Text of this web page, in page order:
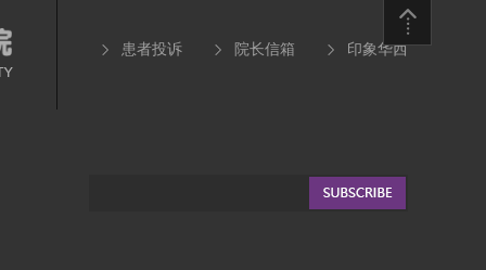
患者投诉 院长信箱 印象华西